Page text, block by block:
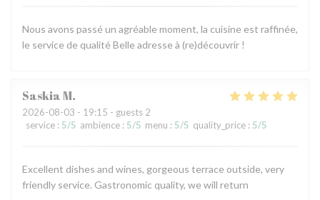
Nous avons passé un agréable moment, la cuisine est raffinée,
le service de qualité Belle adresse à (re)découvrir !
SaskiaM
2026-08-03 - 19:15 - guests 2
service : 5/5 ambience : 5/5 menu : 5/5 quality_price : 5/5
Excellent dishes and wines, gorgeous terrace outside, very
friendly service. Gastronomic quality, we will return